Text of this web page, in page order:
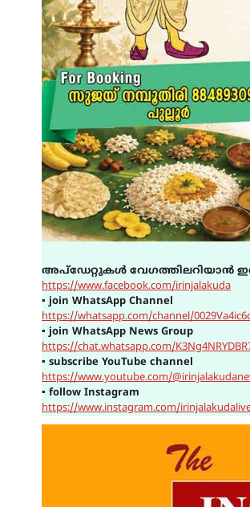
അപ്ഡേറ്റുകൾ വേഗത്തിലറിയാൻ
https://www.facebook.com/irinjalakuda
▪ join WhatsApp Channel
https://whatsapp.com/channel/
▪ join WhatsApp News Group
https://chat.whatsapp.com/
▪ subscribe YouTube channel
https://www.youtube.com/
▪ follow Instagram
https://www.instagram.com/